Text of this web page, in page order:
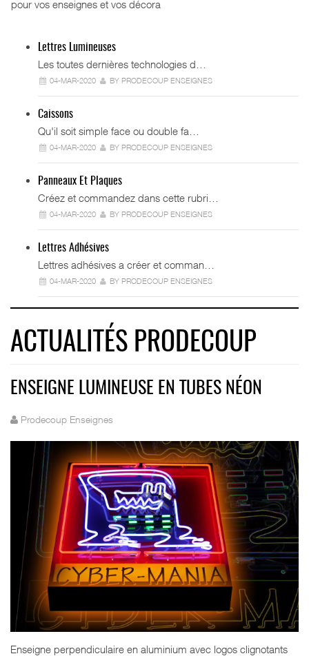
pour vos enseignes et vos décora
Lettres Lumineuses
Les toutes dernières technologies d…
04-MAR-2020 BY PRODECOUP ENSEIGNES
Caissons
Qu'il soit simple face ou double fa…
04-MAR-2020 BY PRODECOUP ENSEIGNES
Panneaux Et Plaques
Créez et commandez dans cette rubri…
04-MAR-2020 BY PRODECOUP ENSEIGNES
Lettres Adhésives
Lettres adhésives a créer et comman…
04-MAR-2020 BY PRODECOUP ENSEIGNES
ACTUALITÉS PRODECOUP
ENSEIGNE LUMINEUSE EN TUBES NÉON
Prodecoup Enseignes
Enseigne perpendiculaire en aluminium avec logos clignotants